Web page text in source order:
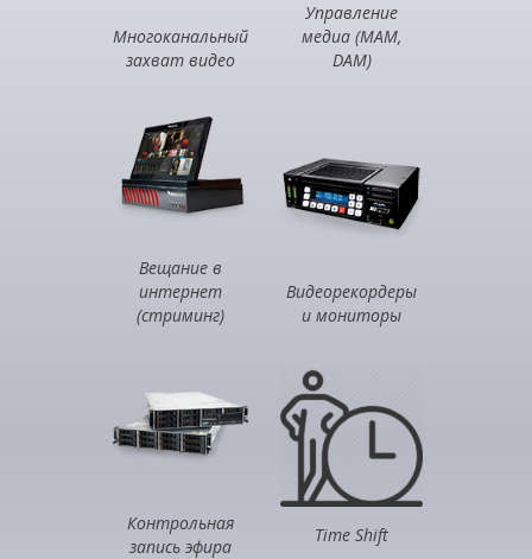
Многоканальный
захват видео
Управление
медиа (MAM,
DAM)
Вещание в
интернет
(стриминг)
Видеорекордеры
и мониторы
Контрольная
запись эфира
Time Shift